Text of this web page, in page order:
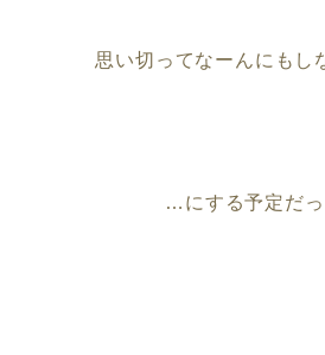
思い切ってなーんにもし
…にする予定だっ